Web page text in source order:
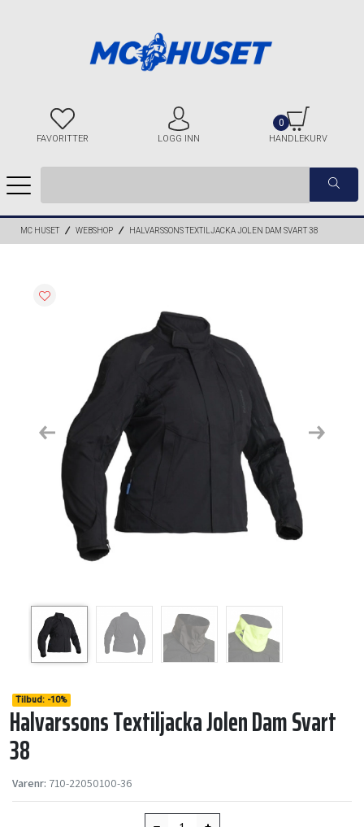
FAVORITTER LOGG INN HANDLEKURV
0
MC HUSET WEBSHOP HALVARSSONS TEXTILJACKA JOLEN DAM SVART 38
Previous Next
Tilbud: -10%
Halvarssons Textiljacka Jolen Dam Svart
38
Varenr: 710-22050100-36